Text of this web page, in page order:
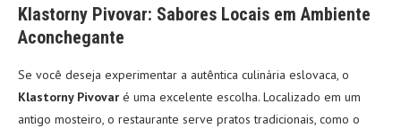
Klastorny Pivovar: Sabores Locais em Ambiente
Aconchegante
Se você deseja experimentar a autêntica culinária eslovaca, o
Klastorny Pivovar é uma excelente escolha. Localizado em um
antigo mosteiro, o restaurante serve pratos tradicionais, como o